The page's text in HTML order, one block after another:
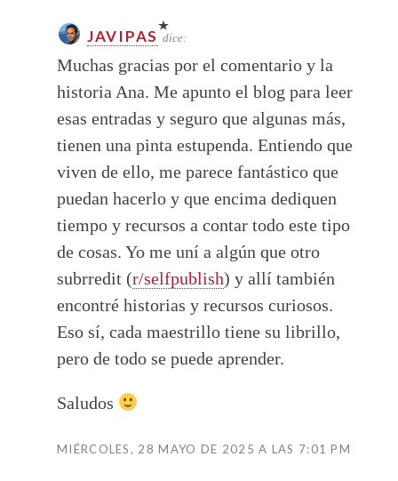
JAVIPAS dice:
Muchas gracias por el comentario y la
historia Ana. Me apunto el blog para leer
esas entradas y seguro que algunas más,
tienen una pinta estupenda. Entiendo que
viven de ello, me parece fantástico que
puedan hacerlo y que encima dediquen
tiempo y recursos a contar todo este tipo
de cosas. Yo me uní a algún que otro
subrredit (r/selfpublish) y allí también
encontré historias y recursos curiosos.
Eso sí, cada maestrillo tiene su librillo,
pero de todo se puede aprender.
Saludos
MIÉRCOLES, 28 MAYO DE 2025 A LAS 7:01 PM